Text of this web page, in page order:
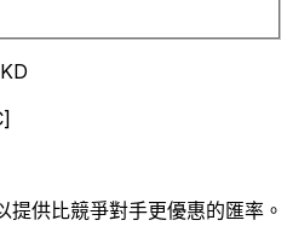
提供比競爭對手更優惠的匯率。